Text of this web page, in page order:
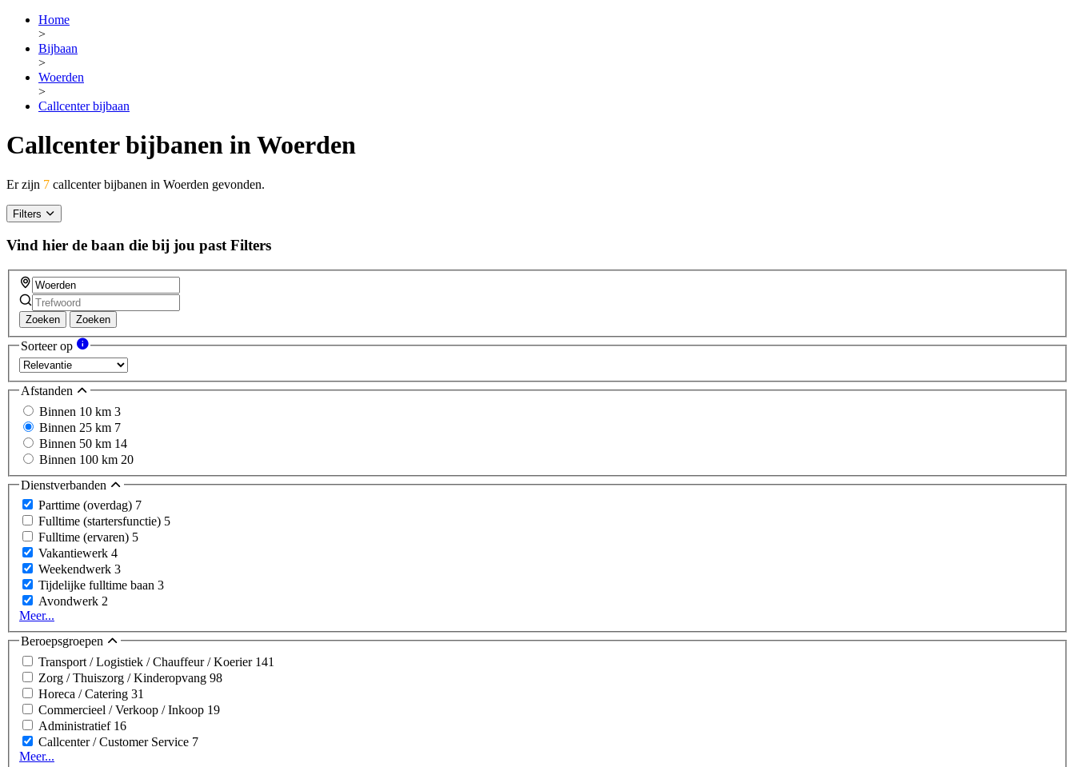
Home
>
Bijbaan
>
Woerden
>
Callcenter bijbaan
Callcenter bijbanen in Woerden
Er zijn 7 callcenter bijbanen in Woerden gevonden.
Filters
Vind hier de baan die bij jou past Filters
Zoeken Zoeken
Sorteer op
Afstanden
Binnen 10 km 3
Binnen 25 km 7
Binnen 50 km 14
Binnen 100 km 20
Dienstverbanden
Parttime (overdag) 7
Fulltime (startersfunctie) 5
Fulltime (ervaren) 5
Vakantiewerk 4
Weekendwerk 3
Tijdelijke fulltime baan 3
Avondwerk 2
Meer...
Beroepsgroepen
Transport / Logistiek / Chauffeur / Koerier 141
Zorg / Thuiszorg / Kinderopvang 98
Horeca / Catering 31
Commercieel / Verkoop / Inkoop 19
Administratief 16
Callcenter / Customer Service 7
Meer...